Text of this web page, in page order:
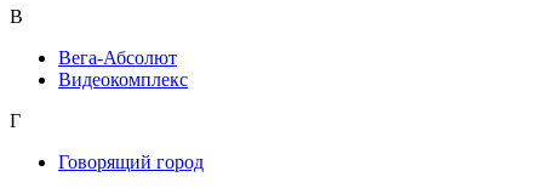
В
Вега-Абсолют
Видеокомплекс
Г
Говорящий город